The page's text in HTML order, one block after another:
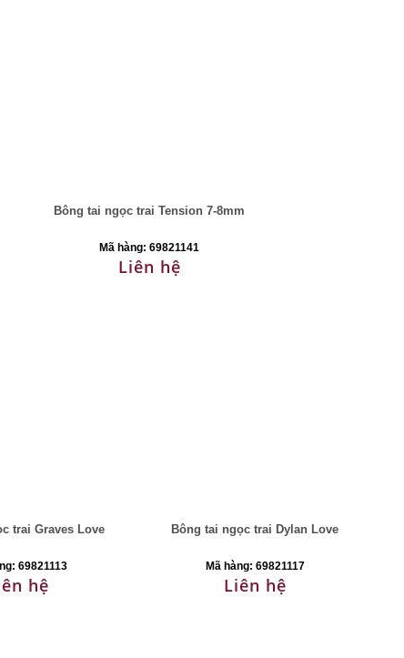
Bông tai ngọc trai Tension 7-8mm
Mã hàng: 69821141
Liên hệ
trai Graves Love
69821113
hệ
Bông tai ngọc trai Dylan Love
Mã hàng: 69821117
Liên hệ